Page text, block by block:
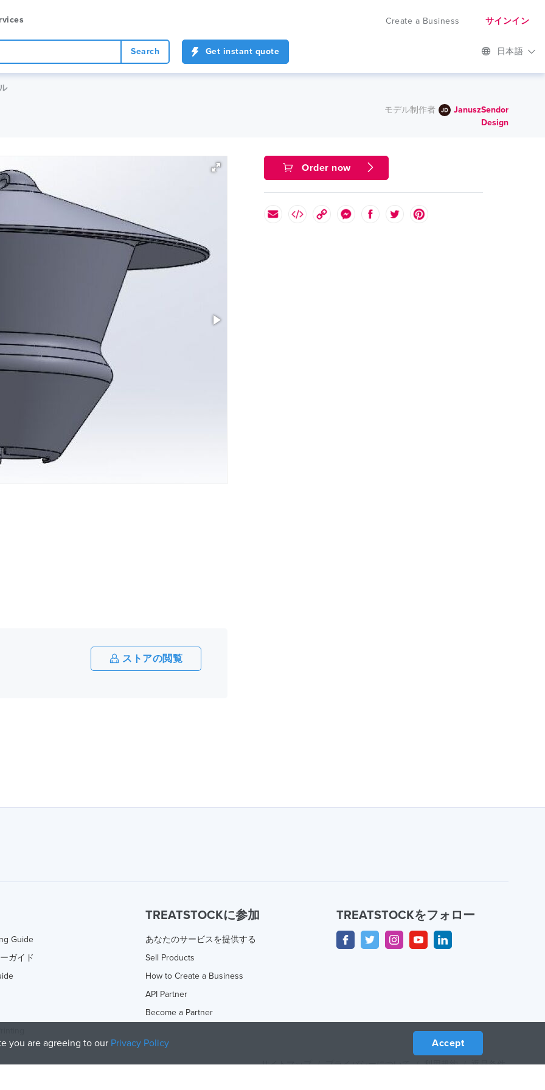
Create a Business サインイン
Search Get instant quote 日本語
モデル制作者
JanuszSendor
Design
Order now
ストアの閲覧
Guide
ガイド
TREATSTOCKに参加
あなたのサービスを提供する
Sell Products
How to Create a Business
API Partner
Become a Partner
TREATSTOCKをフォロー
サイトマップ / プライバシーについて / 利用規約 / 返品条件
you are agreeing to our Privacy Policy Accept